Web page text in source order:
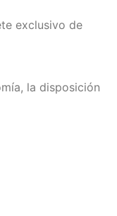
exclusivo de
la disposición